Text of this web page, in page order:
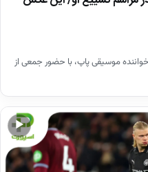
موسیقی پاپ، با حضور جمعی از
▶